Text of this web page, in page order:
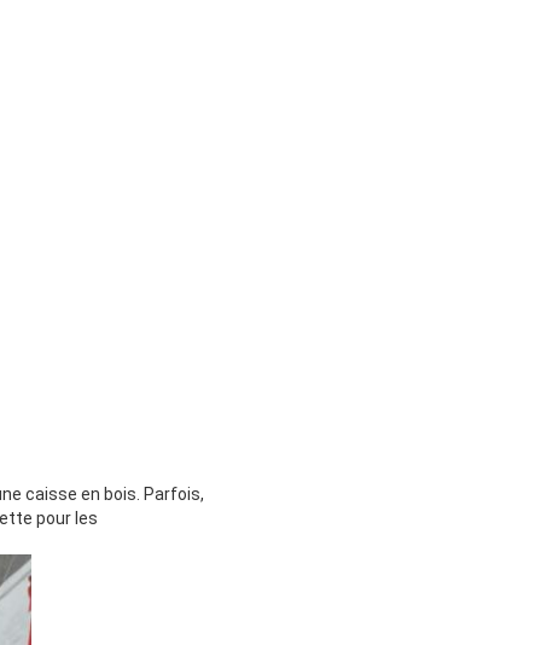
caisse en bois. Parfois,
pour les